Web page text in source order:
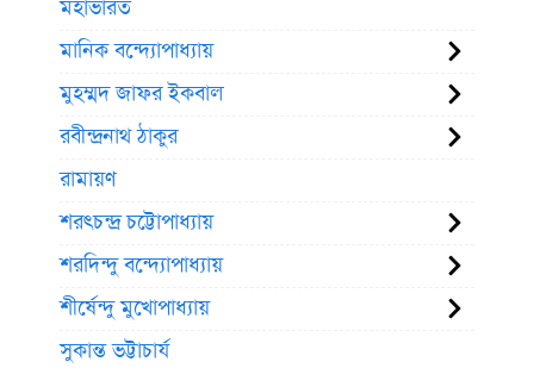
মহাভারত
মানিক বন্দ্যোপাধ্যায়
মুহম্মদ জাফর ইকবাল
রবীন্দ্রনাথ ঠাকুর
রামায়ণ
শরৎচন্দ্র চট্টোপাধ্যায়
শরদিন্দু বন্দ্যোপাধ্যায়
শীর্ষেন্দু মুখোপাধ্যায়
সুকান্ত ভট্টাচার্য